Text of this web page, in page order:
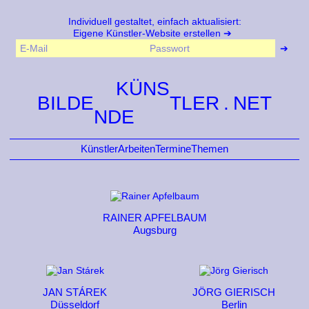
Individuell gestaltet, einfach aktualisiert:
Eigene Künstler-Website erstellen
BILDE
NDE
KÜNS
TLER
KünstlerArbeitenTermineThemen
RAINER APFELBAUM
Augsburg
JAN STÁREK
Düsseldorf
JÖRG GIERISCH
Berlin